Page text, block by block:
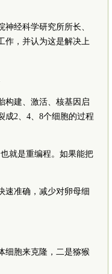
经科学研究所所长、
作，并认为这是解决上
构建、激活、核基因启
成2、4、8个细胞的过程
就是重编程。如果能把
速准确，减少对卵母细
细胞来克隆，二是猕猴